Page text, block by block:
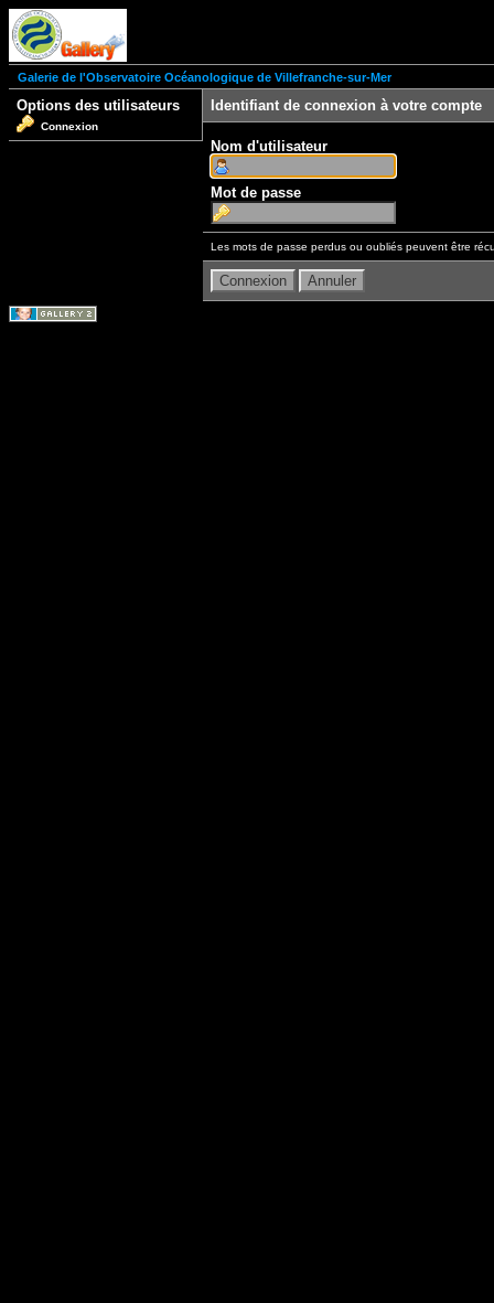
Galerie de l'Observatoire Océanologique de Villefranche-sur-Mer
Options des utilisateurs
Connexion
Identifiant de connexion à votre compte
Nom d'utilisateur
Mot de passe
Les mots de passe perdus ou oubliés peuvent être